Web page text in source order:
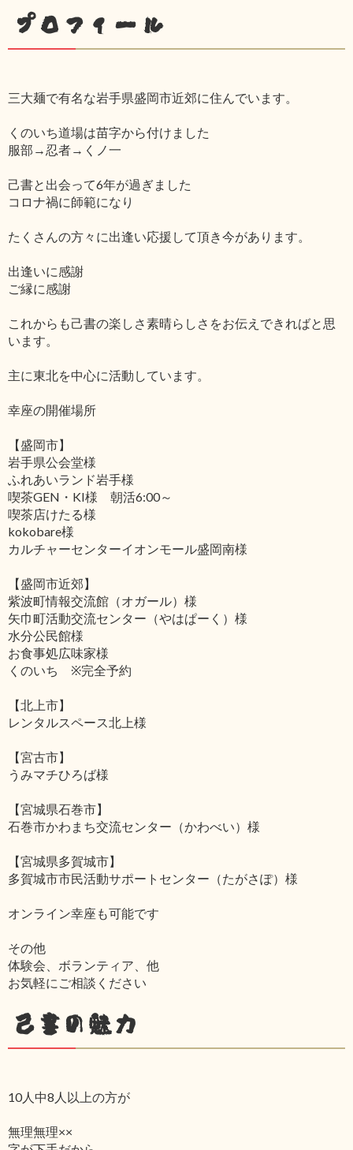
プロフィール
三大麺で有名な岩手県盛岡市近郊に住んでいます。
くのいち道場は苗字から付けました
服部→忍者→くノ一
己書と出会って6年が過ぎました
コロナ禍に師範になり
たくさんの方々に出逢い応援して頂き今があります。
出逢いに感謝
ご縁に感謝
これからも己書の楽しさ素晴らしさをお伝えできればと思
います。
主に東北を中心に活動しています。
幸座の開催場所
【盛岡市】
岩手県公会堂様
ふれあいランド岩手様
喫茶GEN・KI様 朝活6:00～
喫茶店けたる様
kokobare様
カルチャーセンターイオンモール盛岡南様
【盛岡市近郊】
紫波町情報交流館（オガール）様
矢巾町活動交流センター（やはぱーく）様
水分公民館様
お食事処広味家様
くのいち ※完全予約
【北上市】
レンタルスペース北上様
【宮古市】
うみマチひろば様
【宮城県石巻市】
石巻市かわまち交流センター（かわべい）様
【宮城県多賀城市】
多賀城市市民活動サポートセンター（たがさぽ）様
オンライン幸座も可能です
その他
体験会、ボランティア、他
お気軽にご相談ください
己書の魅力
10人中8人以上の方が
無理無理××